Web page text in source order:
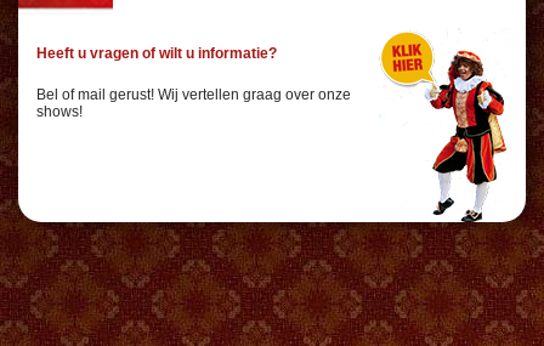
Heeft u vragen of wilt u informatie?
Bel of mail gerust! Wij vertellen graag over onze
shows!